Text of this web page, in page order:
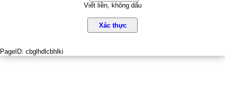
Viết liền, không dấu
Xác thực
PageID: cbglhdlcbhlki